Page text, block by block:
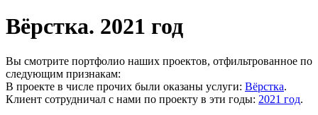
Вёрстка. 2021 год
Вы смотрите портфолио наших проектов, отфильтрованное по
следующим признакам:
В проекте в числе прочих были оказаны услуги: Вёрстка.
Клиент сотрудничал с нами по проекту в эти годы: 2021 год.